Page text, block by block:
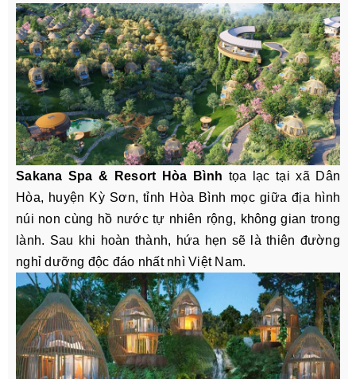
Sakana Spa & Resort Hòa Bình tọa lạc tại xã Dân
Hòa, huyện Kỳ Sơn, tỉnh Hòa Bình mọc giữa địa hình
núi non cùng hồ nước tự nhiên rộng, không gian trong
lành. Sau khi hoàn thành, hứa hẹn sẽ là thiên đường
nghỉ dưỡng độc đáo nhất nhì Việt Nam.